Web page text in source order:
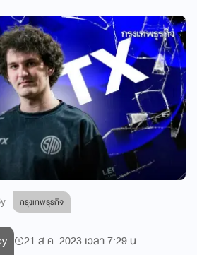
กรุงเทพธุรกิจ
21 ส.ค. 2023 เวลา 7:29 น.